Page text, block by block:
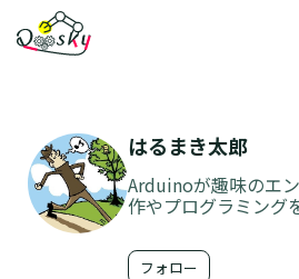
はるまき太郎
Arduinoが趣味のエ
作やプログラミング
フォロー